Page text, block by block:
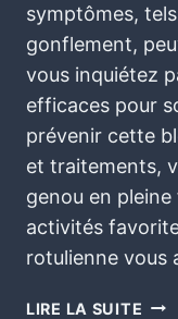
symptômes,
gonflement,
vous inquiétez
efficaces pour
prévenir cette
et traitements,
genou en
activités
rotulienne vous
LIRE LA SUITE